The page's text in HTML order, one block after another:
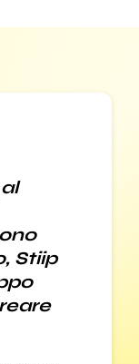
Stiip